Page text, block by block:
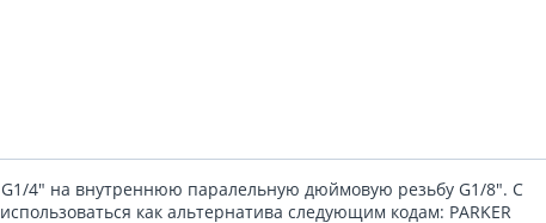
4" на внутреннюю паралельную дюймовую резьбу G1/8". C
как альтернатива следующим кодам: PARKER